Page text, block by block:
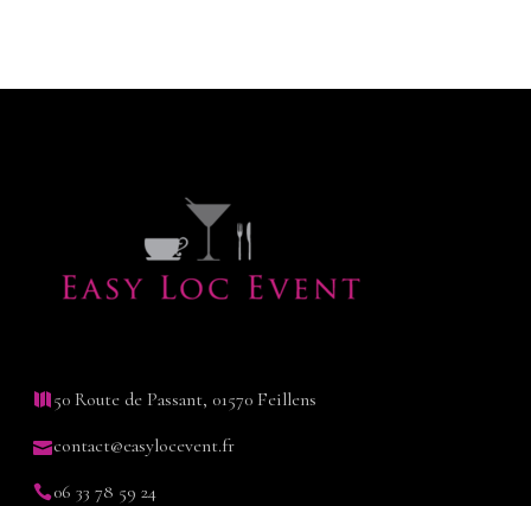
50 Route de Passant, 01570 Feillens
contact@easylocevent.fr
06 33 78 59 24